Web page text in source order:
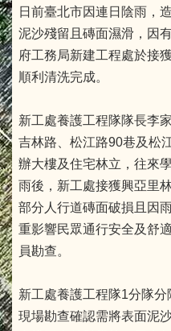
日前臺北市因連日陰雨，
泥沙殘留且磚面濕滑，因
府工務局新建工程處於接
順利清洗完成。
新工處養護工程隊隊長李
吉林路、松江路90巷及松
辦大樓及住宅林立，往來
雨後，新工處接獲興亞里
部分人行道磚面破損且因
重影響民眾通行安全及舒
員勘查。
新工處養護工程隊1分隊
現場勘查確認需將表面泥